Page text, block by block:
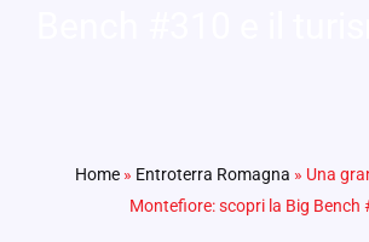
Home » Entroterra Romagna » Una
Montefiore: scopri la Big Bench